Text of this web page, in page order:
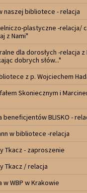
naszej bibliotece - relacja
plastyczne -relacja/
z Nami"
dla dorosłych -relacja
dobrych słów..."
z p. Wojciechem
Skoniecznym i
beneficjentów BLISKO -
w bibliotece -relacja
Tkacz - zaproszenie
Tkacz / relacja
WBP w Krakowie